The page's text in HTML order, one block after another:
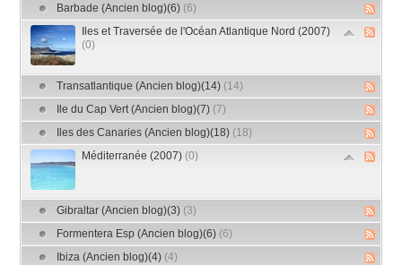
Barbade (Ancien blog)(6) (6)
Iles et Traversée de l'Océan Atlantique Nord (2007)
(0)
Transatlantique (Ancien blog)(14) (14)
Ile du Cap Vert (Ancien blog)(7) (7)
Iles des Canaries (Ancien blog)(18) (18)
Méditerranée (2007) (0)
Gibraltar (Ancien blog)(3) (3)
Formentera Esp (Ancien blog)(6) (6)
Ibiza (Ancien blog)(4) (4)